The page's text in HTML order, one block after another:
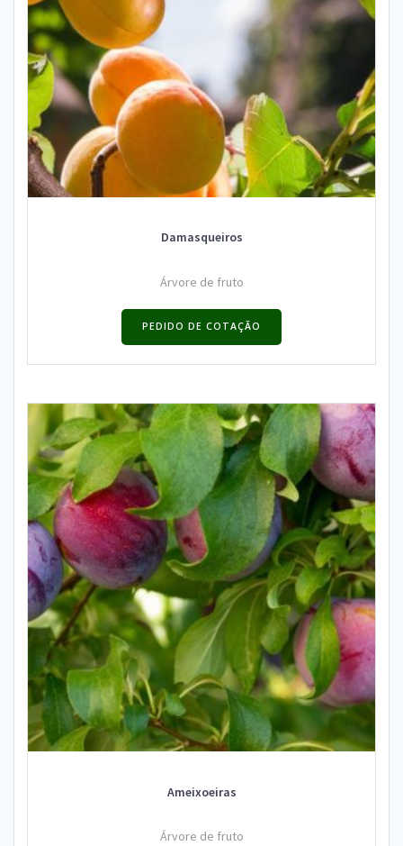
Damasqueiros
Árvore de fruto
PEDIDO DE COTAÇÃO
Ameixoeiras
Árvore de fruto